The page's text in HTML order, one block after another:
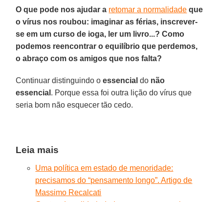
O que pode nos ajudar a retomar a normalidade que
o vírus nos roubou: imaginar as férias, inscrever-
se em um curso de ioga, ler um livro...? Como
podemos reencontrar o equilíbrio que perdemos,
o abraço com os amigos que nos falta?
Continuar distinguindo oessencial do não
essencial . Porque essa foi outra lição do vírus que
seria bom não esquecer tão cedo.
Leia mais
Uma política em estado de menoridade:
precisamos do “pensamento longo”. Artigo de
Massimo Recalcati